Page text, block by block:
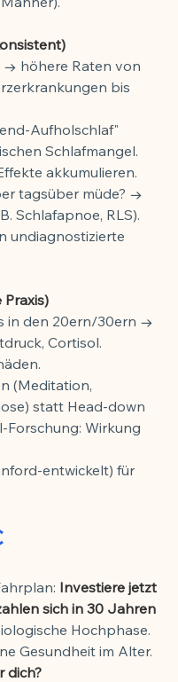
→ höhere Raten von
bis
Aufholschlaf"
Schlafmangel.
akkumulieren.
tagsüber müde? →
Schlafapnoe, RLS).
undiagnostizierte
in den 20ern/30ern →
Cortisol.
(Meditation,
statt Head-down
Forschung: Wirkung
entwickelt) für
Investiere jetzt
sich in 30 Jahren
Hochphase.
Gesundheit im Alter.
dich?